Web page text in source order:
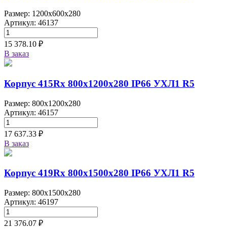
Размер: 1200x600x280
Артикул: 46137
15 378.10 ₽
В заказ
Корпус 415Rx 800х1200х280 IP66 УХЛ1 R5
Размер: 800x1200x280
Артикул: 46157
17 637.33 ₽
В заказ
Корпус 419Rx 800х1500х280 IP66 УХЛ1 R5
Размер: 800x1500x280
Артикул: 46197
21 376.07 ₽